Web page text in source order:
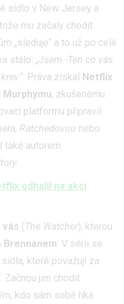
sídlo v New Jersey a
mu začaly chodit
„sleduje“ a to už po celé
stálo: „Jsem -Ten co vás
. Práva získal
Netflix
Murphymu, zkušenému
platformu připravil
Ratchedovou nebo
také autorem
odhalil na akci
vás (The Watcher), kterou
Brennanem. V sérii se
které považují za
Začnou jim chodit
kdo sám sobě říká